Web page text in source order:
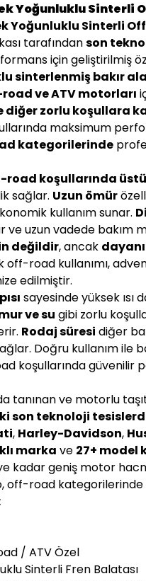
Yoğunluklu Sinterli
Yoğunluklu Sinterli
tarafındanson
için geliştirilmiş
sinterlenmiş bakır
ve ATV motorları
diğer zorlu koşullara
maksimum
kategorilerinde
road koşullarında
sağlar. Uzun ömür
kullanım sunar.
ve uzun vadede bakım
değildir, ancak
off-road kullanımı,
edilmiştir.
sayesinde yüksek ısı
ve su gibi zorlu
Rodaj süresi diğer
Doğru kullanım ile
koşullarında güvenilir
tanınan ve motorlu
son teknoloji
, Harley-Davidson,
marka ve 27+ model
kadar geniş motor
off-road
/ ATV Özel
Sinterli Fren Balatası